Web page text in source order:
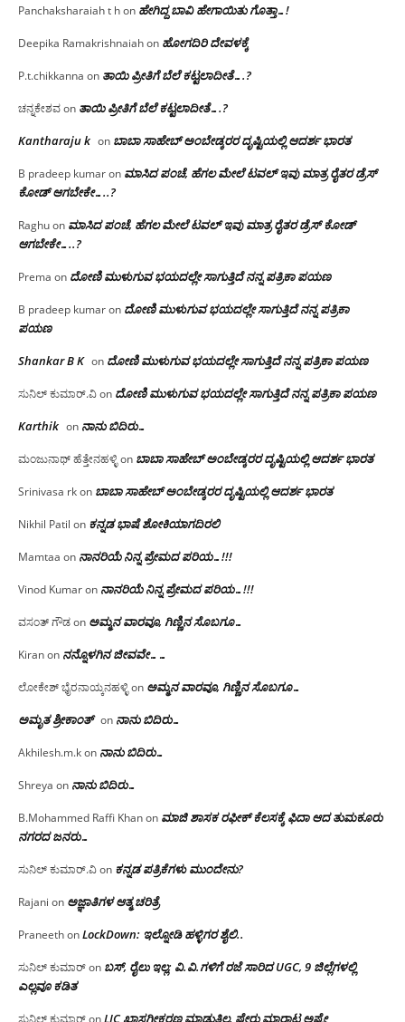
Panchaksharaiah t hon ಹೇಗಿದ್ದ ಬಾವಿ ಹೇಗಾಯಿತು ಗೊತ್ತಾ…!
Deepika Ramakrishnaiahon ಹೋಗದಿರಿ ದೇವಳಕ್ಕೆ
P.t.chikkanna on ತಾಯಿ ಪ್ರೀತಿಗೆ ಬೆಲೆ ಕಟ್ಟಲಾದೀತೆ….?
ಚನ್ನಕೇಶವon ತಾಯಿ ಪ್ರೀತಿಗೆ ಬೆಲೆ ಕಟ್ಟಲಾದೀತೆ….?
Kantharaju k on ಬಾಬಾ ಸಾಹೇಬ್ ಅಂಬೇಡ್ಕರರ ದೃಷ್ಟಿಯಲ್ಲಿ ಆದರ್ಶ ಭಾರತ
B pradeep kumaron ಮಾಸಿದ ಪಂಚೆ, ಹೆಗಲ ಮೇಲೆ ಟವಲ್‌ ಇವು ಮಾತ್ರ ರೈತರ ಡ್ರೆಸ್‌
ಕೋಡ್ ಆಗಬೇಕೇ…..?‌
Raghuon ಮಾಸಿದ ಪಂಚೆ, ಹೆಗಲ ಮೇಲೆ ಟವಲ್‌ ಇವು ಮಾತ್ರ ರೈತರ ಡ್ರೆಸ್‌ ಕೋಡ್
ಆಗಬೇಕೇ…..?‌
Prema on ದೋಣಿ ಮುಳುಗುವ ಭಯದಲ್ಲೇ ಸಾಗುತ್ತಿದೆ ನನ್ನ ಪತ್ರಿಕಾ ಪಯಣ
B pradeep kumaron ದೋಣಿ ಮುಳುಗುವ ಭಯದಲ್ಲೇ ಸಾಗುತ್ತಿದೆ ನನ್ನ ಪತ್ರಿಕಾ
ಪಯಣ
Shankar B K on ದೋಣಿ ಮುಳುಗುವ ಭಯದಲ್ಲೇ ಸಾಗುತ್ತಿದೆ ನನ್ನ ಪತ್ರಿಕಾ ಪಯಣ
ಸುನಿಲ್ ಕುಮಾರ್.ವಿon ದೋಣಿ ಮುಳುಗುವ ಭಯದಲ್ಲೇ ಸಾಗುತ್ತಿದೆ ನನ್ನ ಪತ್ರಿಕಾ ಪಯಣ
Karthik on ನಾನು ಬಿದಿರು…
ಮಂಜುನಾಥ್ ಹೆತ್ತೇನಹಳ್ಳಿon ಬಾಬಾ ಸಾಹೇಬ್ ಅಂಬೇಡ್ಕರರ ದೃಷ್ಟಿಯಲ್ಲಿ ಆದರ್ಶ ಭಾರತ
Srinivasa rkon ಬಾಬಾ ಸಾಹೇಬ್ ಅಂಬೇಡ್ಕರರ ದೃಷ್ಟಿಯಲ್ಲಿ ಆದರ್ಶ ಭಾರತ
Nikhil Patil on ಕನ್ನಡ ಭಾಷೆ ಶೋಕಿಯಾಗದಿರಲಿ
Mamtaa on ನಾನರಿಯೆ ನಿನ್ನ ಪ್ರೇಮದ ಪರಿಯ…!!!
Vinod Kumaron ನಾನರಿಯೆ ನಿನ್ನ ಪ್ರೇಮದ ಪರಿಯ…!!!
ವಸಂತ್ ಗೌಡon ಅಮ್ಮನ ವಾರವೂ, ಗಿಣ್ಣಿನ ಸೊಬಗೂ…
Kiranon ನನ್ನೊಳಗಿನ ಜೀವವೇ……
ಲೋಕೇಶ್ ಭೈರನಾಯ್ಕನಹಳ್ಳಿon ಅಮ್ಮನ ವಾರವೂ, ಗಿಣ್ಣಿನ ಸೊಬಗೂ…
ಅಮೃತ ಶ್ರೀಕಾಂತ್ on ನಾನು ಬಿದಿರು…
Akhilesh.m.kon ನಾನು ಬಿದಿರು…
Shreya on ನಾನು ಬಿದಿರು…
B.Mohammed Raffi Khanon ಮಾಜಿ ಶಾಸಕ ರಫೀಕ್ ಕೆಲಸಕ್ಕೆ ಫಿದಾ ಆದ ತುಮಕೂರು
ನಗರದ ಜನರು…
ಸುನಿಲ್ ಕುಮಾರ್.ವಿon ಕನ್ನಡ ಪತ್ರಿಕೆಗಳು ಮುಂದೇನು?
Rajani on ಅಜ್ಞಾತಿಗಳ ಆತ್ಮ ಚರಿತ್ರೆ
PraneethonLockDown: ಇಲ್ನೋಡಿ ಹಳ್ಳಿಗರ ಶೈಲಿ..
ಸುನಿಲ್ ಕುಮಾರ್on ಬಸ್, ರೈಲು ಇಲ್ಲ; ವಿ.ವಿ.ಗಳಿಗೆ ರಜೆ ಸಾರಿದ UGC, 9 ಜಿಲ್ಲೆಗಳಲ್ಲಿ
ಎಲ್ಲವೂ ಕಡಿತ
LIC ಖಾಸಗೀಕರಣ ಮಾಡುತ್ತಿಲ್ಲ, ಷೇರು ಮಾರಾಟ ಅಷ್ಟೇ